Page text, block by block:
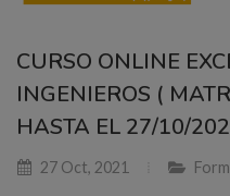
CURSO ONLINE
INGENIEROS (
HASTA EL 27/10/
27 Oct, 2021